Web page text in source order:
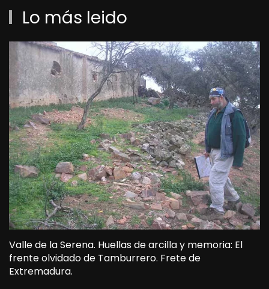
Lo más leido
Valle de la Serena. Huellas de arcilla y memoria: El
frente olvidado de Tamburrero. Frete de
Extremadura.